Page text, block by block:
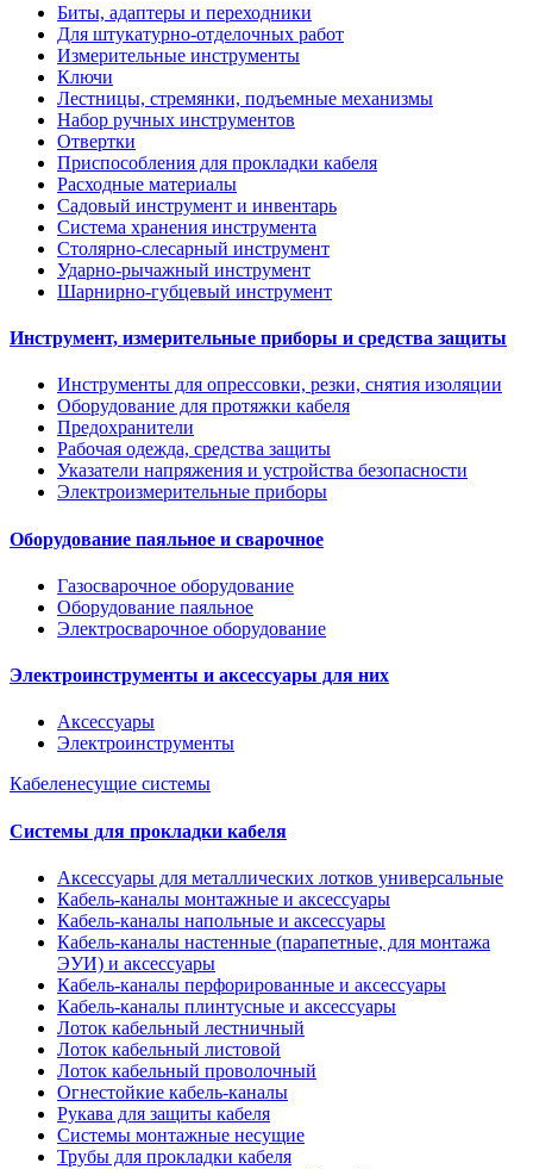
Биты, адаптеры и переходники
Для штукатурно-отделочных работ
Измерительные инструменты
Ключи
Лестницы, стремянки, подъемные механизмы
Набор ручных инструментов
Отвертки
Приспособления для прокладки кабеля
Расходные материалы
Садовый инструмент и инвентарь
Система хранения инструмента
Столярно-слесарный инструмент
Ударно-рычажный инструмент
Шарнирно-губцевый инструмент
Инструмент, измерительные приборы и средства защиты
Инструменты для опрессовки, резки, снятия изоляции
Оборудование для протяжки кабеля
Предохранители
Рабочая одежда, средства защиты
Указатели напряжения и устройства безопасности
Электроизмерительные приборы
Оборудование паяльное и сварочное
Газосварочное оборудование
Оборудование паяльное
Электросварочное оборудование
Электроинструменты и аксессуары для них
Аксессуары
Электроинструменты
Кабеленесущие системы
Системы для прокладки кабеля
Аксессуары для металлических лотков универсальные
Кабель-каналы монтажные и аксессуары
Кабель-каналы напольные и аксессуары
Кабель-каналы настенные (парапетные, для монтажа
ЭУИ) и аксессуары
Кабель-каналы перфорированные и аксессуары
Кабель-каналы плинтусные и аксессуары
Лоток кабельный лестничный
Лоток кабельный листовой
Лоток кабельный проволочный
Огнестойкие кабель-каналы
Рукава для защиты кабеля
Системы монтажные несущие
Трубы для прокладки кабеля